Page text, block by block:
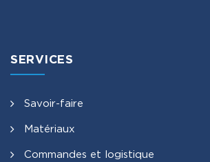
SERVICES
Savoir-faire
Matériaux
Commandes et logistique